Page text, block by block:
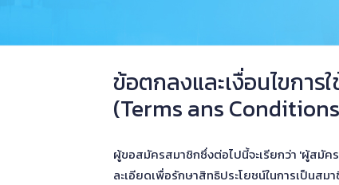
ข้อตกลงและเงื่อนไขการ
(Terms ans
ผู้ขอสมัครสมาชิกซึ่งต่อไปนี้จะเรียกว่า 'ผู้สมัค
ละเอียดเพื่อรักษาสิทธิประโยชน์ในการเป็นสม